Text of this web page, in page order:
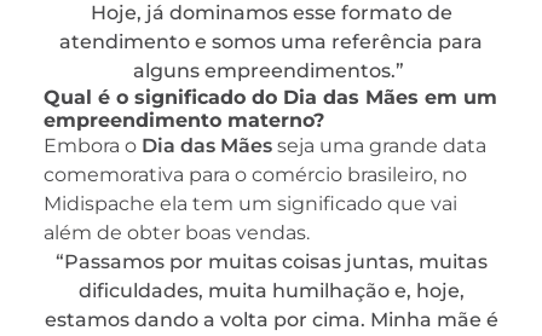
Hoje, já dominamos esse formato de
atendimento e somos uma referência para
alguns empreendimentos.”
Qual é o significado do Dia das Mães em um
empreendimento materno?
Embora o Dia das Mães seja uma grande data
comemorativa para o comércio brasileiro, no
Midispache ela tem um significado que vai
além de obter boas vendas.
“Passamos por muitas coisas juntas, muitas
dificuldades, muita humilhação e, hoje,
estamos dando a volta por cima. Minha mãe é